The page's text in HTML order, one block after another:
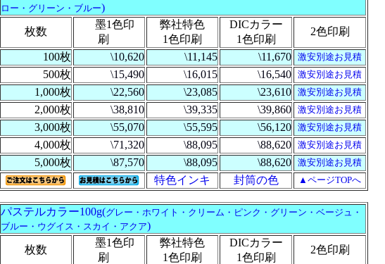
ロー・グリーン・ブルー)
枚数
墨1色印
刷
弊社特色
1色印刷
DICカラー
1色印刷
2色印刷
100枚 \10,620 \11,145 \11,670 激安別途お見積
500枚 \15,490 \16,015 \16,540 激安別途お見積
1,000枚 \22,560 \23,085 \23,610 激安別途お見積
2,000枚 \38,810 \39,335 \39,860 激安別途お見積
3,000枚 \55,070 \55,595 \56,120 激安別途お見積
4,000枚 \71,320 \88,095 \88,620 激安別途お見積
5,000枚 \87,570 \88,095 \88,620 激安別途お見積
特色インキ 封筒の色 ▲ページTOPへ
パステルカラー100g(グレー・ホワイト・クリーム・ピンク・グリーン・ベージュ・
ブルー・ウグイス・スカイ・アクア)
枚数
墨1色印
刷
弊社特色
1色印刷
DICカラー
1色印刷
2色印刷